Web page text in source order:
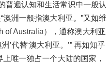
普遍认知和生活常识中一般认
洲一般指澳大利亚。”又如维
of Australia），通称澳大利亚
’代替‘澳大利亚。’” 再如知乎
唯一独占一个大陆的国家，